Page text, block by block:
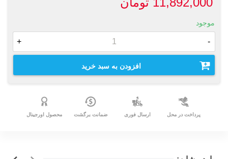
موجود
-
+
افزودن به سبد خرید
پرداخت در محل ارسال فوری ضمانت برگشت محصول اورجینال